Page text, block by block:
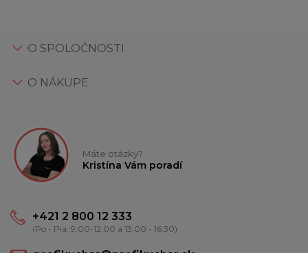
O SPOLOČNOSTI
O NÁKUPE
Máte otázky?
Kristína Vám poradí
+421 2 800 12 333
(Po - Pia: 9:00-12:00 a 13:00 - 16:30)